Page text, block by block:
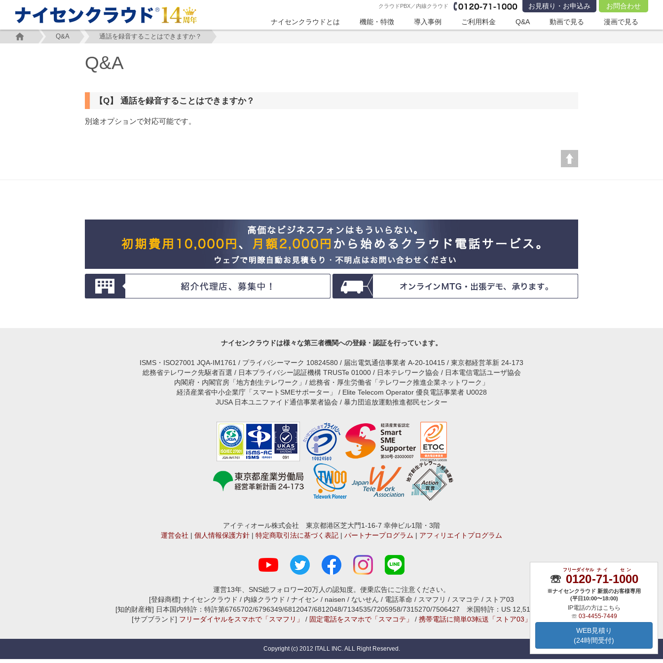
お問合わせ
お見積り・お申込み
クラウドPBX／内線クラウド
ナイセンクラウドとは 機能・特徴 導入事例 ご利用料金 Q&A 動画で見る 漫画で見る
Q&A 通話を録音することはできますか？
Q&A
【Q】 通話を録音することはできますか？
別途オプションで対応可能です。
ナイセンクラウドは様々な第三者機関への登録・認証を行っています。
ISMS・ISO27001 JQA-IM1761 / プライバシーマーク 10824580 / 届出電気通信事業者 A-20-10415 / 東京都経営革新 24-173
総務省テレワーク先駆者百選 / 日本プライバシー認証機構 TRUSTe 01000 / 日本テレワーク協会 / 日本電信電話ユーザ協会
内閣府・内閣官房「地方創生テレワーク」/ 総務省・厚生労働省「テレワーク推進企業ネットワーク」
経済産業省中小企業庁「スマートSMEサポーター」 / Elite Telecom Operator 優良電話事業者 U0028
JUSA 日本ユニファイド通信事業者協会 / 暴力団追放運動推進都民センター
アイティオール株式会社 東京都港区芝大門1-16-7 幸伸ビル1階・3階
運営会社 | 個人情報保護方針 | 特定商取引法に基づく表記 | パートナープログラム | アフィリエイトプログラム
運営13年、SNS総フォロワー20万人の認知度。便乗広告にご注意ください。
[登録商標] ナイセンクラウド / 内線クラウド / ナイセン / naisen / ないせん / 電話革命 / スマフリ / スマコテ / ストア03
[知的財産権] 日本国内特許：特許第6765702/6796349/6812047/6812048/7134535/7205958/7315270/7506427 米国特許：US 12,513,247
[サブブランド] フリーダイヤルをスマホで「スマフリ」 / 固定電話をスマホで「スマコテ」 / 携帯電話に簡単03転送「ストア03」
Copyright (c) 2012 ITALL INC. ALL Right Reserved.
☏ 0120
フリーダイヤル
-71
ナイ
-1000
セン
※ナイセンクラウド 新規のお客様専用
(平日10:00〜18:00)
IP電話の方はこちら
☏ 03-4455-7449
WEB見積り
(24時間受付)